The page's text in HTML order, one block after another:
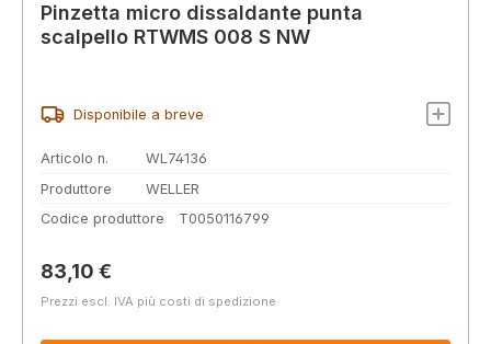
Pinzetta micro dissaldante punta
scalpello RTWMS 008 S NW
Disponibile a breve
Articolo n.
WL74136
Produttore
WELLER
Codice produttore
T0050116799
Prezzo normale:
83,10 €
Prezzi escl. IVA più costi di spedizione